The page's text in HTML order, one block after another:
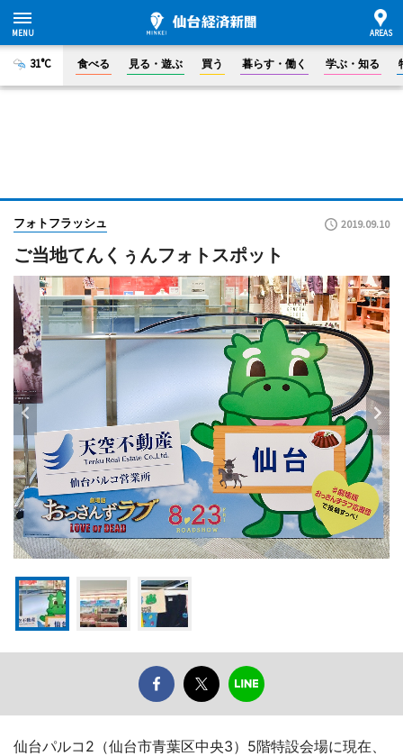
31°C 食べる 見る・遊ぶ 買う 暮らす・働く 学ぶ・知る
フォトフラッシュ 2019.09.10
ご当地てんくぅんフォトスポット
仙台パルコ2（仙台市青葉区中央3）5階特設会場に現在、